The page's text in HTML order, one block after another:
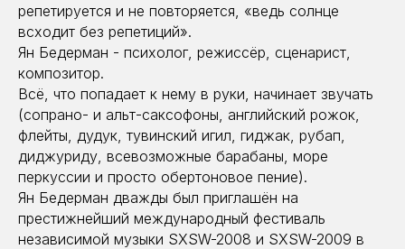
репетируется и не повторяется, «ведь солнце
всходит без репетиций».
Ян Бедерман - психолог, режиссёр, сценарист,
композитор.
Всё, что попадает к нему в руки, начинает звучать
(сопрано- и альт-саксофоны, английский рожок,
флейты, дудук, тувинский игил, гиджак, рубап,
диджуриду, всевозможные барабаны, море
перкуссии и просто обертоновое пение).
Ян Бедерман дважды был приглашён на
престижнейший международный фестиваль
независимой музыки SXSW-2008 и SXSW-2009 в